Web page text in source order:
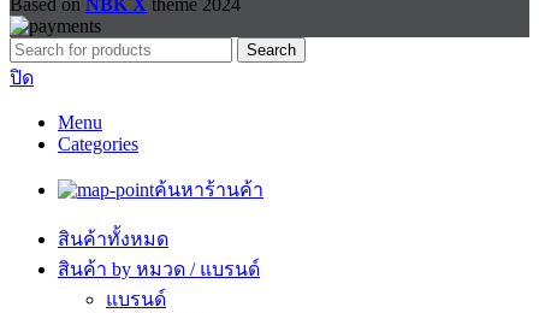
Based on NBK X theme 2024
Search
ปิด
Menu
Categories
ค้นหาร้านค้า
สินค้าทั้งหมด
สินค้า by หมวด / แบรนด์
แบรนด์